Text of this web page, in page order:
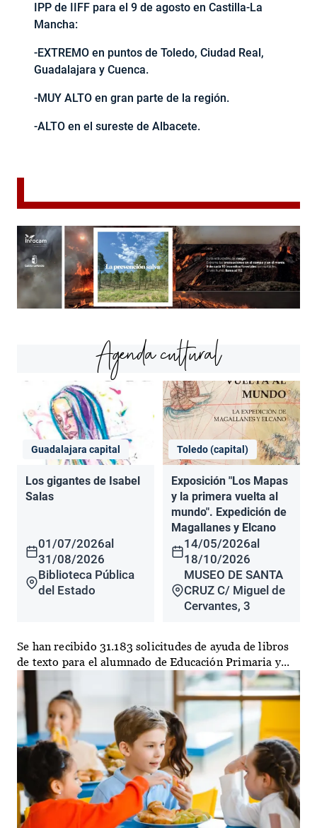
IPP de IIFF para el 9 de agosto en Castilla-La
Mancha:
-EXTREMO en puntos de Toledo, Ciudad Real,
Guadalajara y Cuenca.
-MUY ALTO en gran parte de la región.
-ALTO en el sureste de Albacete.
Agenda cultural
Guadalajara capital
Los gigantes de Isabel
Salas
01/07/2026al
31/08/2026
Biblioteca Pública
del Estado
Toledo (capital)
Exposición "Los Mapas
y la primera vuelta al
mundo". Expedición de
Magallanes y Elcano
14/05/2026al
18/10/2026
MUSEO DE SANTA
CRUZ C/ Miguel de
Cervantes, 3
Se han recibido 31.183 solicitudes de ayuda de libros
de texto para el alumnado de Educación Primaria y...